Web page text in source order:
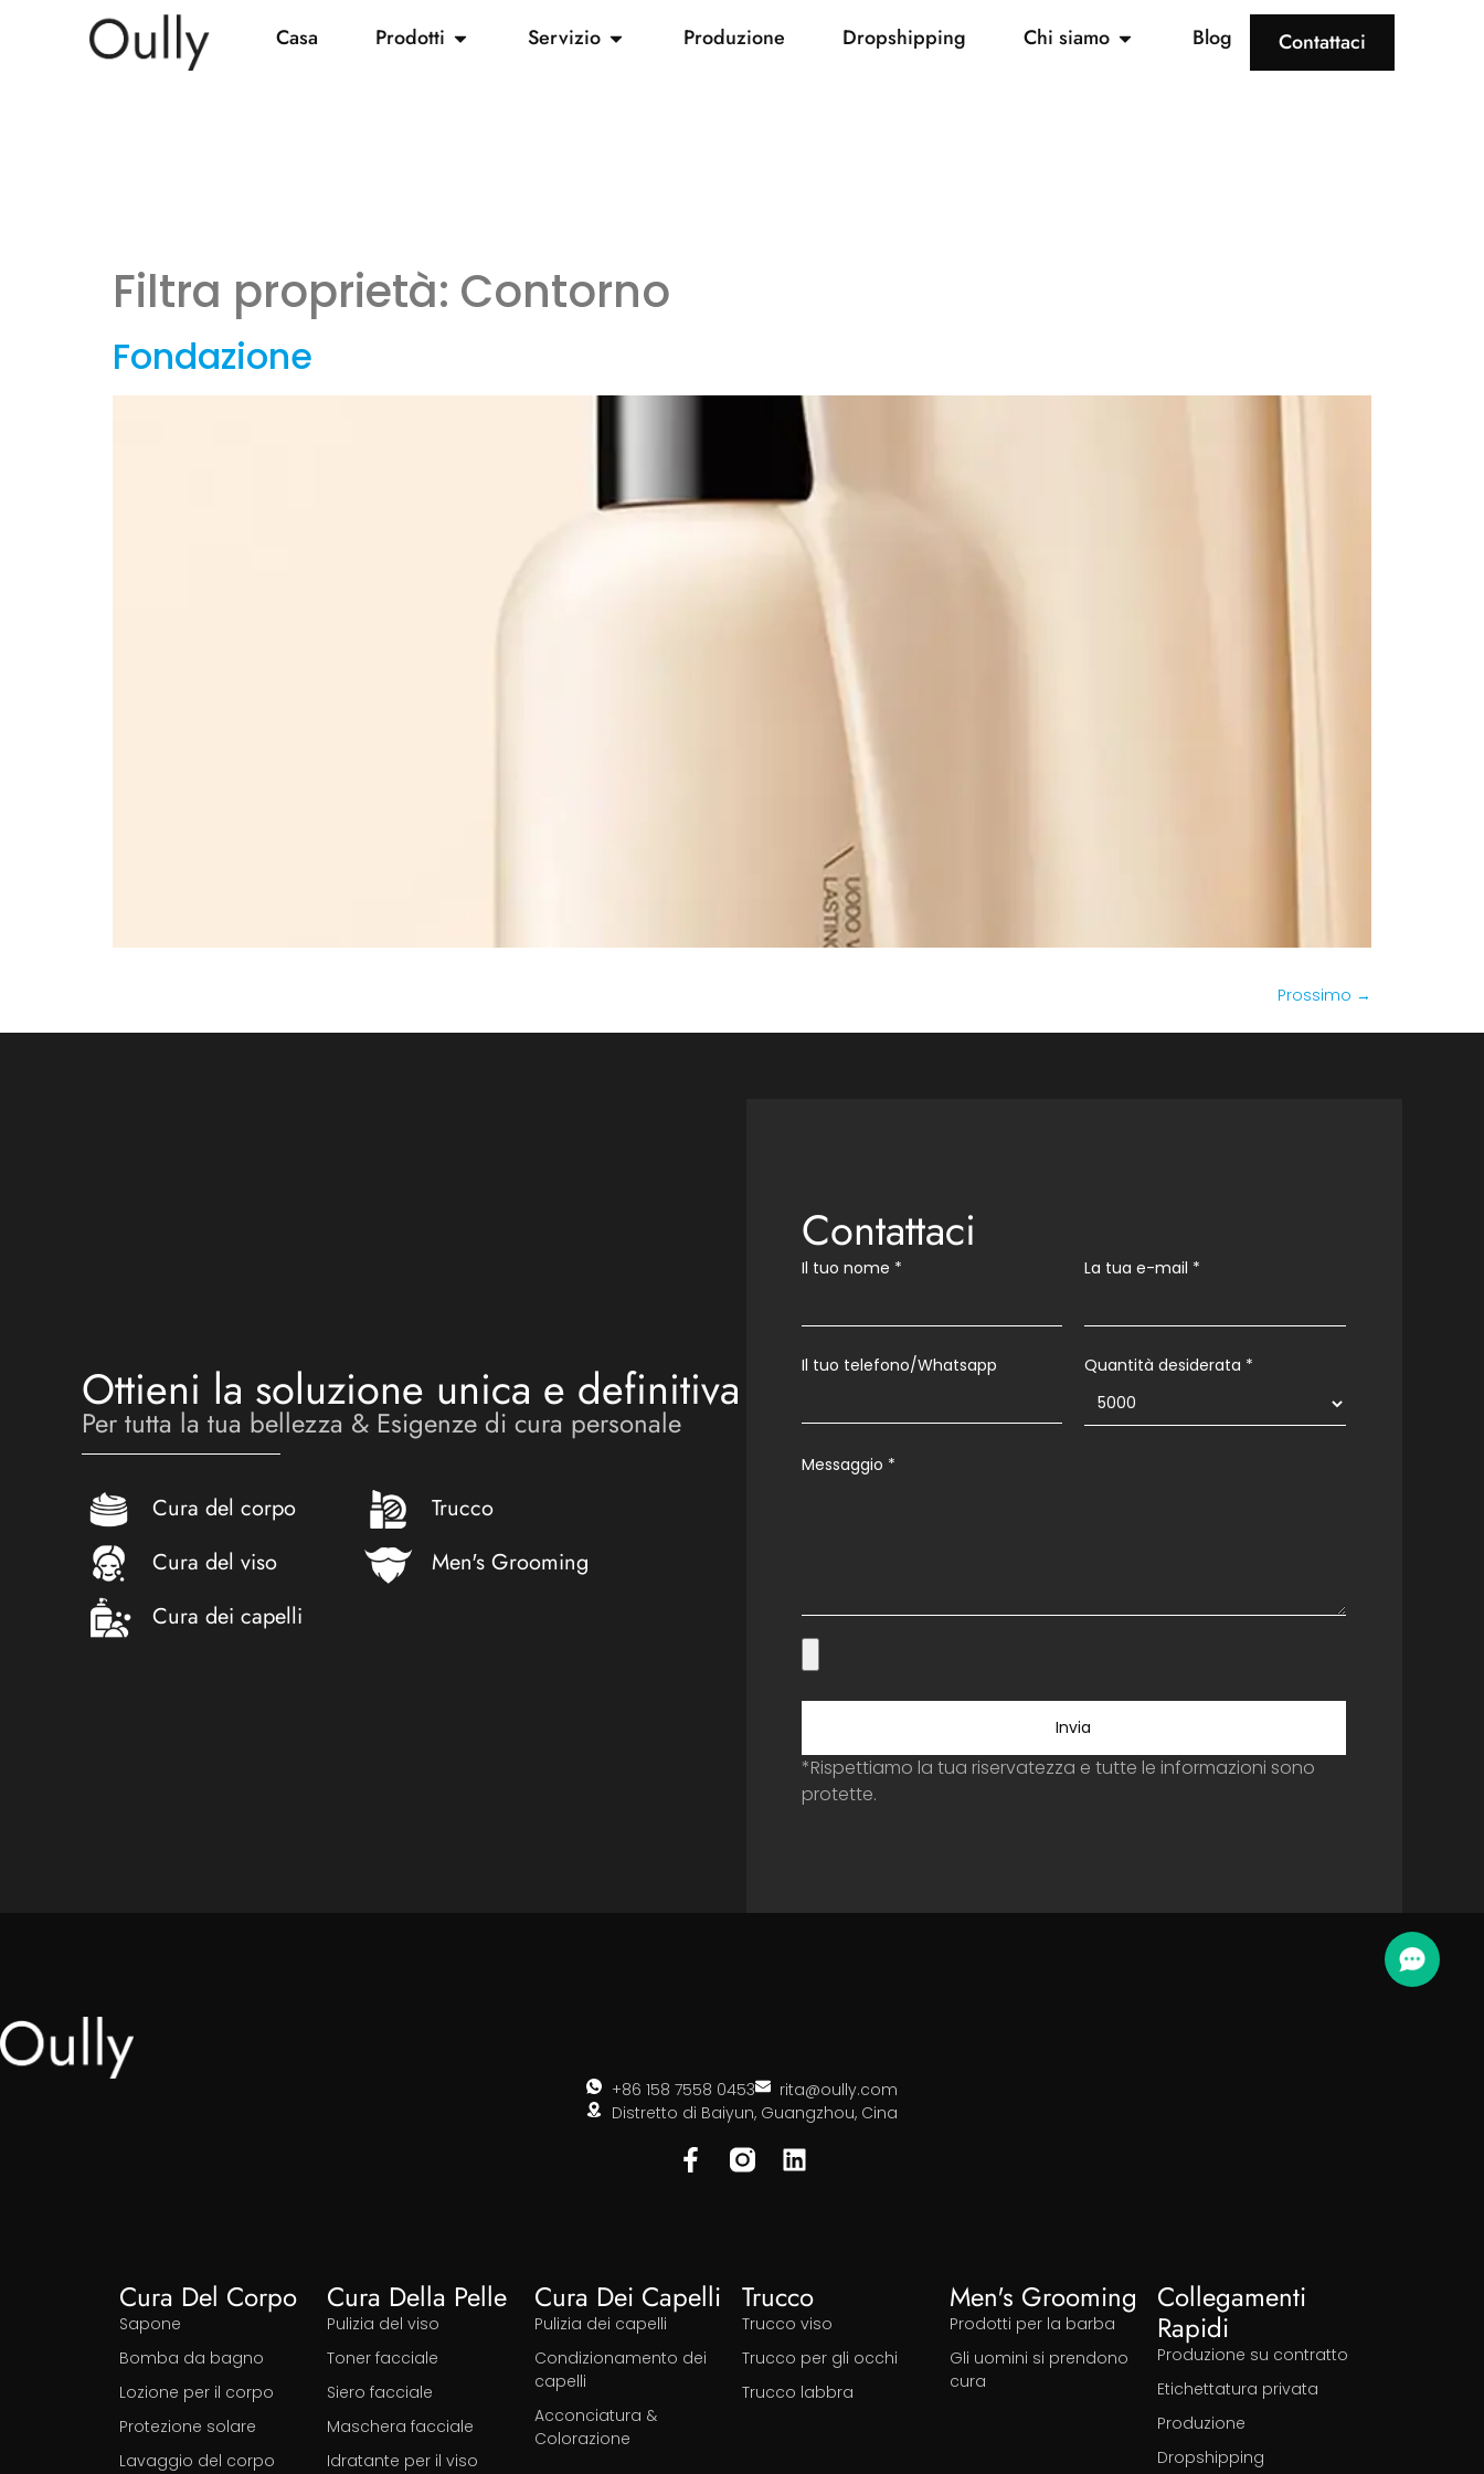
Casa Prodotti Servizio Produzione Dropshipping Chi siamo Blog Contattaci
Filtra proprietà: Contorno
Fondazione
Prossimo →
Ottieni la soluzione unica e definitiva
Per tutta la tua bellezza & Esigenze di cura personale
Cura del corpo
Trucco
Cura del viso
Men's Grooming
Cura dei capelli
Contattaci
Il tuo nome * La tua e-mail *
Il tuo telefono/Whatsapp Quantità desiderata *
Messaggio *
Invia
*Rispettiamo la tua riservatezza e tutte le informazioni sono
protette.
+86 158 7558 0453
rita@oully.com
Distretto di Baiyun, Guangzhou, Cina
Cura Del Corpo
Sapone
Bomba da bagno
Lozione per il corpo
Protezione solare
Lavaggio del corpo
Cura Della Pelle
Pulizia del viso
Toner facciale
Siero facciale
Maschera facciale
Idratante per il viso
Cura Dei Capelli
Pulizia dei capelli
Condizionamento dei
capelli
Acconciatura &
Colorazione
Trucco
Trucco viso
Trucco per gli occhi
Trucco labbra
Men's Grooming
Prodotti per la barba
Gli uomini si prendono
cura
Collegamenti
Rapidi
Produzione su contratto
Etichettatura privata
Produzione
Dropshipping